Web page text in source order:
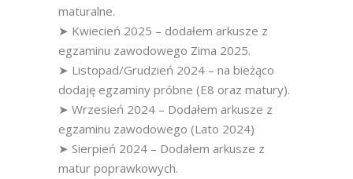
maturalne.
➤ Kwiecień 2025 – dodałem arkusze z
egzaminu zawodowego Zima 2025.
➤ Listopad/Grudzień 2024 – na bieżąco
dodaję egzaminy próbne (E8 oraz matury).
➤ Wrzesień 2024 – Dodałem arkusze z
egzaminu zawodowego (Lato 2024)
➤ Sierpień 2024 – Dodałem arkusze z
matur poprawkowych.